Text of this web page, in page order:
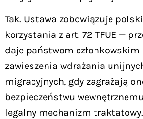
Tak. Ustawa zobowiązuje
korzystania z art. 72 TFUE —
daje państwom członkowskim
zawieszenia wdrażania
migracyjnych, gdy zagrażają
bezpieczeństwu
legalny mechanizm